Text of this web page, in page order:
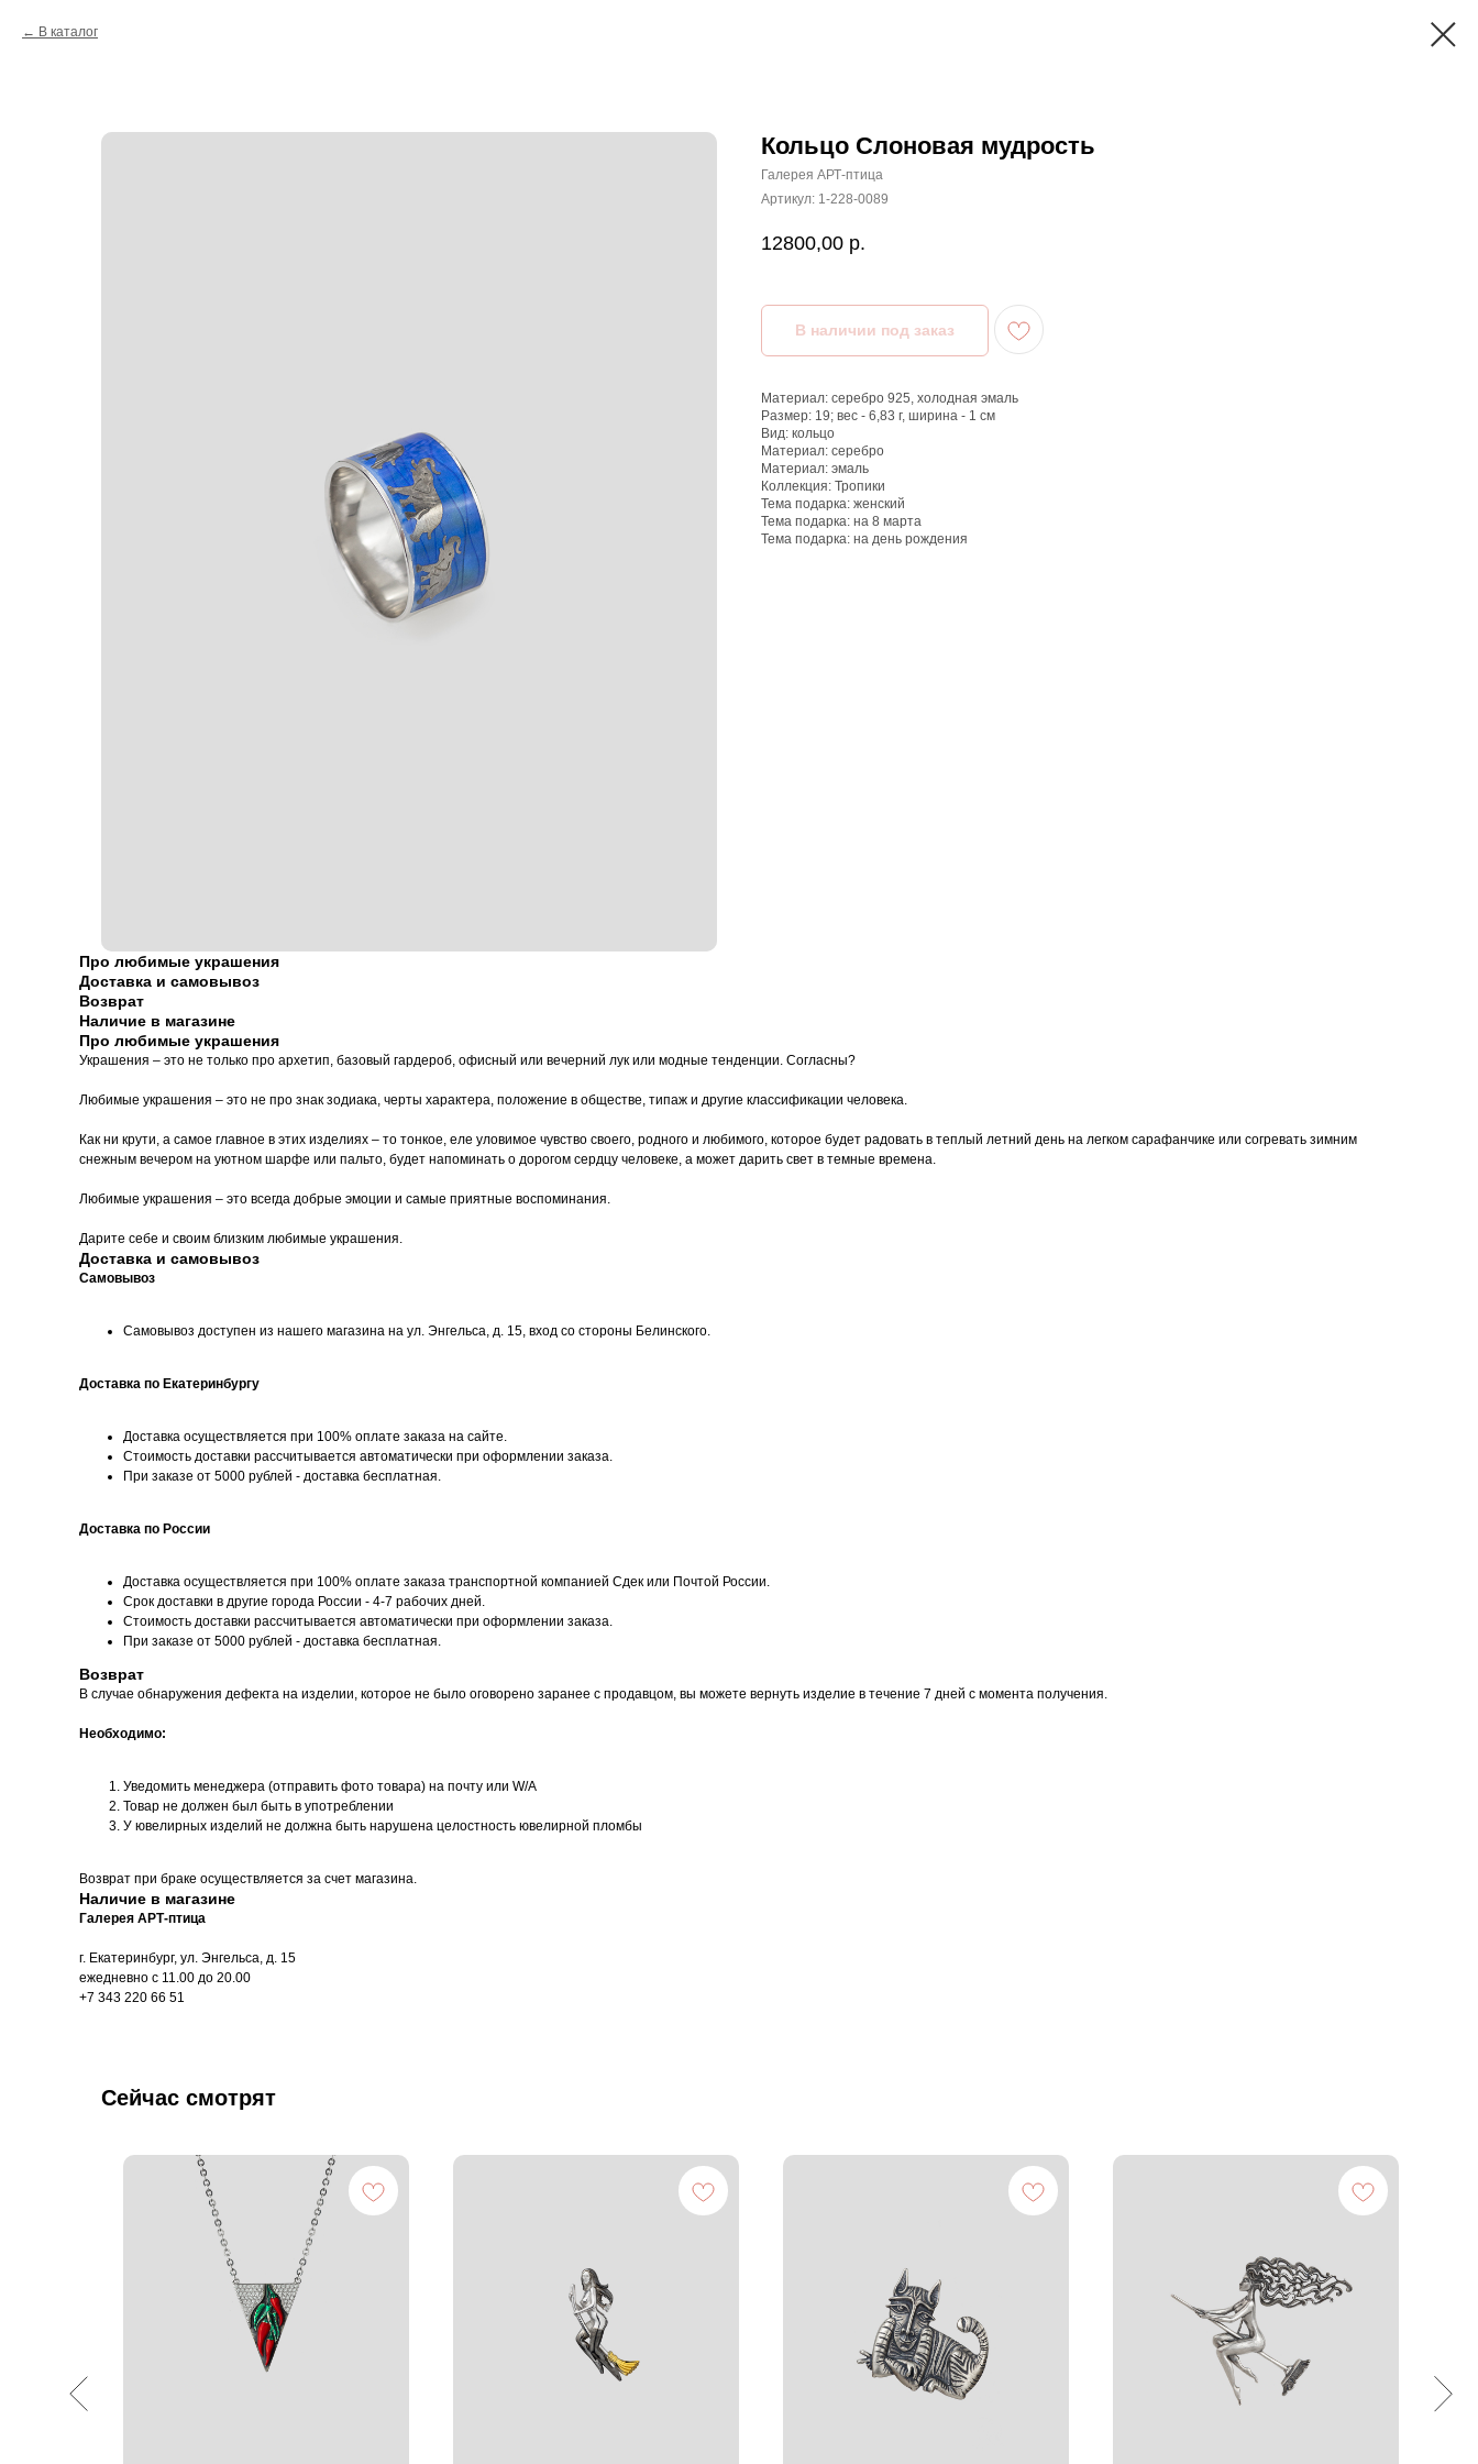
В каталог
Кольцо Слоновая мудрость
Галерея АРТ-птица
Артикул: 1-228-0089
12800,00 р.
Материал: серебро 925, холодная эмаль
Размер: 19; вес - 6,83 г, ширина - 1 см
Вид: кольцо
Материал: серебро
Материал: эмаль
Коллекция: Тропики
Тема подарка: женский
Тема подарка: на 8 марта
Тема подарка: на день рождения
Про любимые украшения
Доставка и самовывоз
Возврат
Наличие в магазине
Про любимые украшения
Украшения – это не только про архетип, базовый гардероб, офисный или вечерний лук или модные тенденции. Согласны?
Любимые украшения – это не про знак зодиака, черты характера, положение в обществе, типаж и другие классификации человека.
Как ни крути, а самое главное в этих изделиях – то тонкое, еле уловимое чувство своего, родного и любимого, которое будет радовать в теплый летний день на легком сарафанчике или согревать зимним
снежным вечером на уютном шарфе или пальто, будет напоминать о дорогом сердцу человеке, а может дарить свет в темные времена.
Любимые украшения – это всегда добрые эмоции и самые приятные воспоминания.
Дарите себе и своим близким любимые украшения.
Доставка и самовывоз
Самовывоз
Самовывоз доступен из нашего магазина на ул. Энгельса, д. 15, вход со стороны Белинского.
Доставка по Екатеринбургу
Доставка осуществляется при 100% оплате заказа на сайте.
Стоимость доставки рассчитывается автоматически при оформлении заказа.
При заказе от 5000 рублей - доставка бесплатная.
Доставка по России
Доставка осуществляется при 100% оплате заказа транспортной компанией Сдек или Почтой России.
Срок доставки в другие города России - 4-7 рабочих дней.
Стоимость доставки рассчитывается автоматически при оформлении заказа.
При заказе от 5000 рублей - доставка бесплатная.
Возврат
В случае обнаружения дефекта на изделии, которое не было оговорено заранее с продавцом, вы можете вернуть изделие в течение 7 дней с момента получения.
Необходимо:
Уведомить менеджера (отправить фото товара) на почту или W/А
Товар не должен был быть в употреблении
У ювелирных изделий не должна быть нарушена целостность ювелирной пломбы
Возврат при браке осуществляется за счет магазина.
Наличие в магазине
Галерея АРТ-птица
г. Екатеринбург, ул. Энгельса, д. 15
ежедневно с 11.00 до 20.00
+7 343 220 66 51
Сейчас смотрят